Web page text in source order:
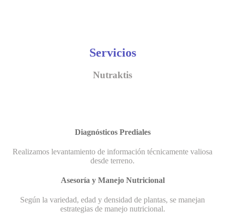
Servicios
Nutraktis
Diagnósticos Prediales
Realizamos levantamiento de información técnicamente valiosa
desde terreno.
Asesoría y Manejo Nutricional
Según la variedad, edad y densidad de plantas, se manejan
estrategias de manejo nutricional.